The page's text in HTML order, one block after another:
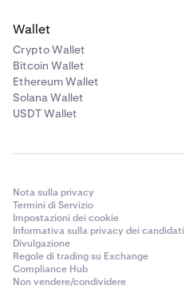
Wallet
Crypto Wallet
Bitcoin Wallet
Ethereum Wallet
Solana Wallet
USDT Wallet
Nota sulla privacy
Termini di Servizio
Impostazioni dei cookie
Informativa sulla privacy dei candidati
Divulgazione
Regole di trading su Exchange
Compliance Hub
Non vendere/condividere